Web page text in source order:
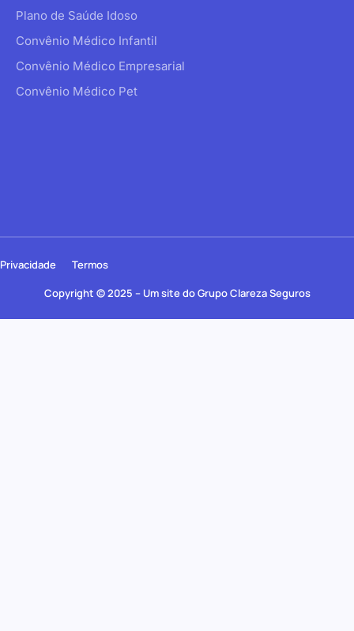
Plano de Saúde Idoso
Convênio Médico Infantil
Convênio Médico Empresarial
Convênio Médico Pet
Copyright © 2025 – Um site do Grupo Clareza Seguros
Privacidade Termos